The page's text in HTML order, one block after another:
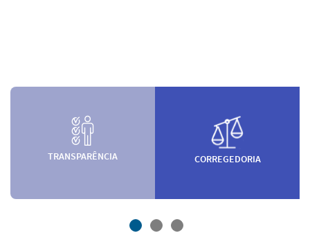
TRANSPARÊNCIA CORREGEDORIA